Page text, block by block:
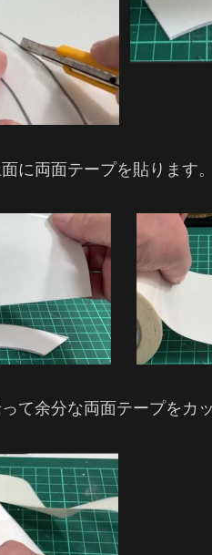
に両面テープを貼ります
て余分な両面テープをカ